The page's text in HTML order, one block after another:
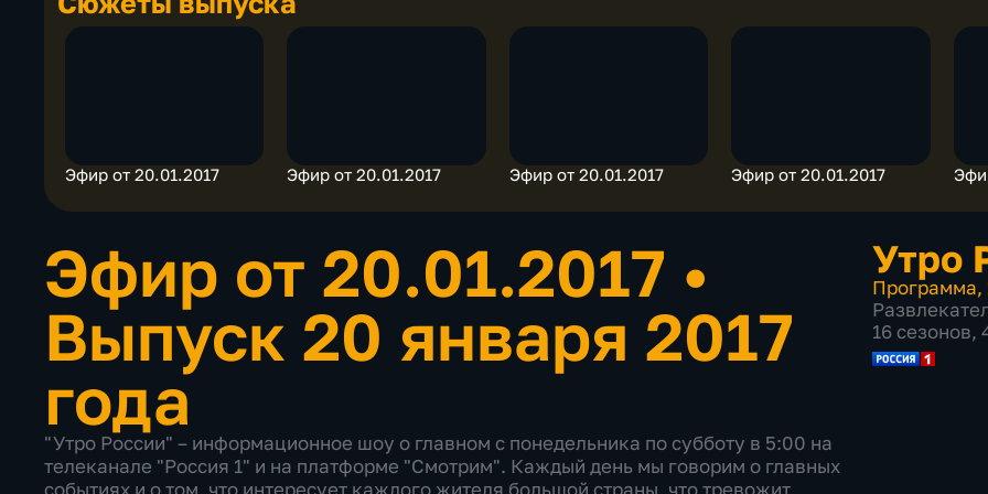
Эфир от 20.01.2017 Эфир от 20.01.2017 Эфир от 20.01.2017 Эфир от 20.01.2017
Эфир от 20.01.2017 •
Выпуск 20 января 2017
года
"Утро России" – информационное шоу о главном с понедельника по субботу в 5:00 на
телеканале "Россия 1" и на платформе "Смотрим". Каждый день мы говорим о главных
событиях и о том, что интересует каждого жителя большой страны, что тревожит,
Утро
Программа,
16 сезонов,